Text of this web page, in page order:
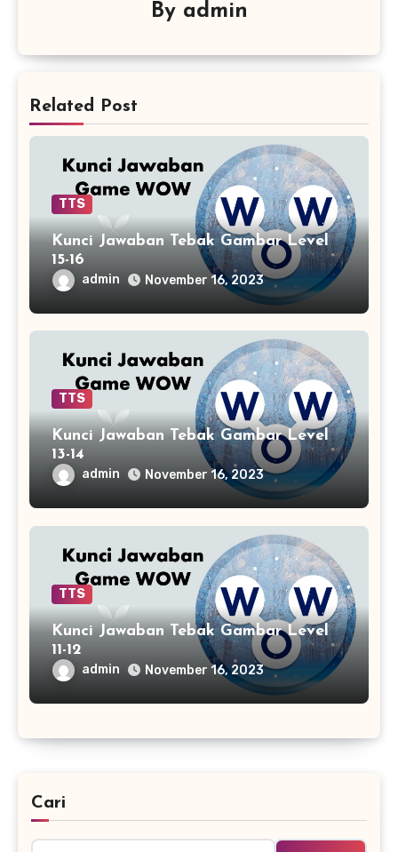
By admin
Related Post
TTS
Kunci Jawaban Tebak Gambar Level
15-16
admin November 16, 2023
TTS
Kunci Jawaban Tebak Gambar Level
13-14
admin November 16, 2023
TTS
Kunci Jawaban Tebak Gambar Level
11-12
admin November 16, 2023
Cari